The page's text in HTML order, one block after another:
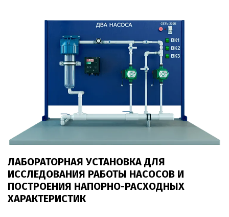
ЛАБОРАТОРНАЯ УСТАНОВКА ДЛЯ
ИССЛЕДОВАНИЯ РАБОТЫ НАСОСОВ И
ПОСТРОЕНИЯ НАПОРНО-РАСХОДНЫХ
ХАРАКТЕРИСТИК